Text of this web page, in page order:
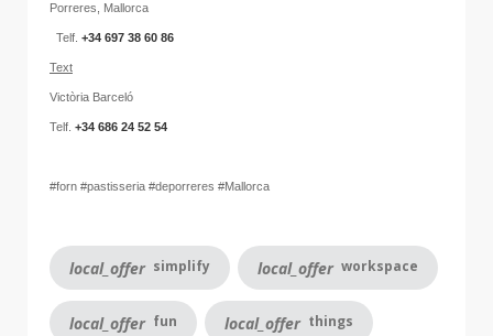
Porreres, Mallorca
Telf. +34 697 38 60 86
Text
Victòria Barceló
Telf. +34 686 24 52 54
#forn #pastisseria #deporreres #Mallorca
local_offer simplify local_offer workspace
local_offer fun local_offer things